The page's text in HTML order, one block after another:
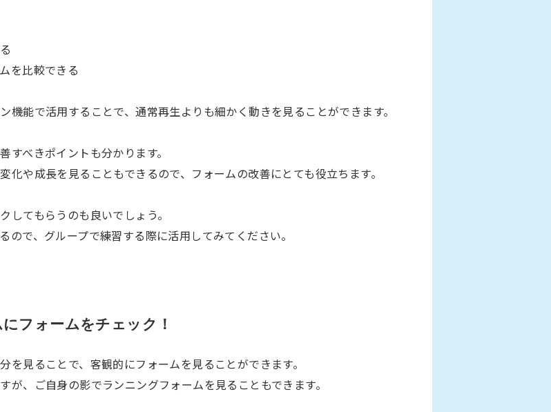
を比較できる
能で活用することで、通常再生よりも細かく動きを見ることができます。
すべきポイントも分かります。
や成長を見ることもできるので、フォームの改善にとても役立ちます。
してもらうのも良いでしょう。
で、グループで練習する際に活用してみてください。
フォームをチェック！
見ることで、客観的にフォームを見ることができます。
が、ご自身の影でランニングフォームを見ることもできます。